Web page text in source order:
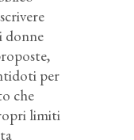
donne
per
che
limiti